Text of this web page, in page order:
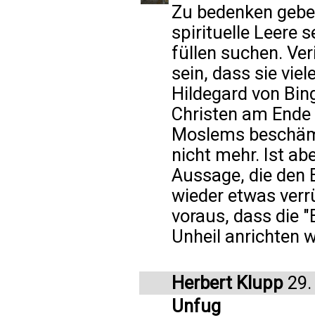
Zu bedenken
spirituelle Leere
füllen suchen.
sein, dass sie
Hildegard von
Christen am
Moslems
nicht mehr. Ist
Aussage, die
wieder etwas
voraus, dass die
Unheil anrichten
Herbert Klupp
Unfug